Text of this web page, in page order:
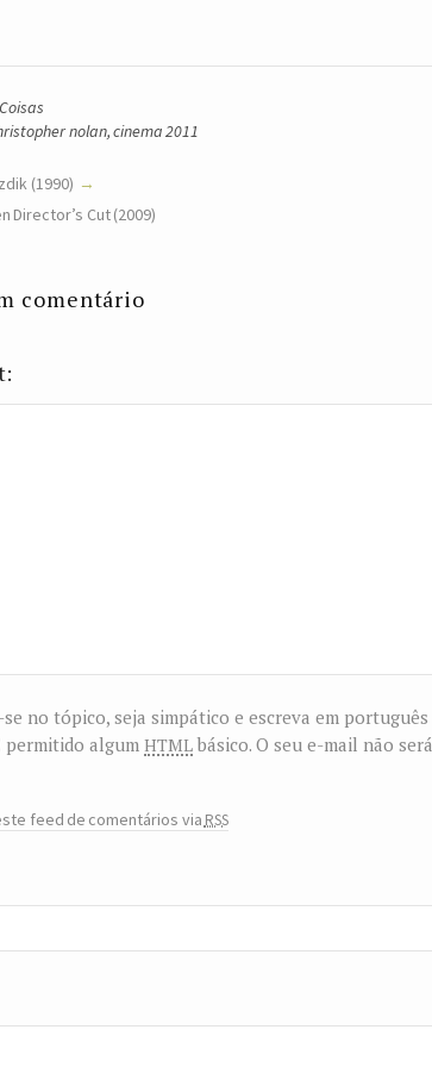
Coisas
nolan,cinema 2011
(1990)
Director’s Cut (2009)
comentário
no tópico, seja simpático e escreva em português
permitido algum htmlbásico. O seu e-mail não será
feed de comentários via rss